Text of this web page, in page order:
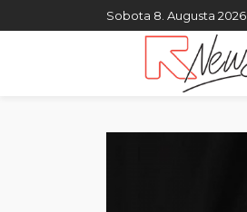
Sobota 8. Augusta 2026